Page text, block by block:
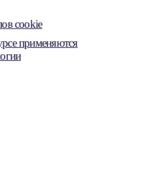
cookie
применяются